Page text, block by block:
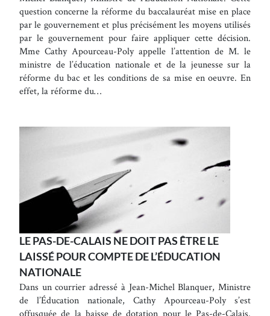
question concerne la réforme du baccalauréat mise en place
par le gouvernement et plus précisément les moyens utilisés
par le gouvernement pour faire appliquer cette décision.
Mme Cathy Apourceau-Poly appelle l’attention de M. le
ministre de l’éducation nationale et de la jeunesse sur la
réforme du bac et les conditions de sa mise en oeuvre. En
effet, la réforme du…
LE PAS-DE-CALAIS NE DOIT PAS ÊTRE LE
LAISSÉ POUR COMPTE DE L’ÉDUCATION
NATIONALE
Dans un courrier adressé à Jean-Michel Blanquer, Ministre
de l’Éducation nationale, Cathy Apourceau-Poly s’est
offusquée de la baisse de dotation pour le Pas-de-Calais.